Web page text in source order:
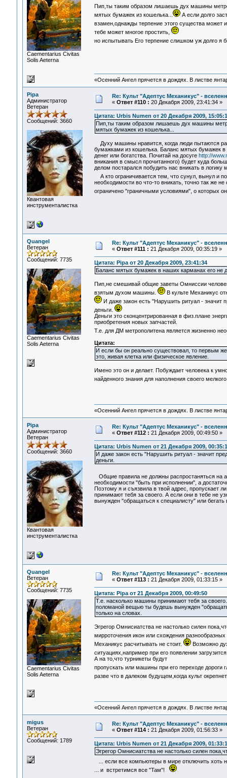
Сaementarius Civitas
Solis Aeterna
Пип,ты таким образом лишаешь дух машины
мятых бумажек из кошелька...
А если долго
взамен,однажды терпение этого существа может
тебе может многое простить,
но испытывать Его терпение слишком уж долго я
«Осенний Ангел прячется в дождях. В листве
Pipa
Администратор
Ветеран
Сообщений: 3660
Квантовая
инструменталистка
Re: Культ "Адептус Механикус" -
« Ответ #110 : 20 Декабря 2009, 23:41:34 »
Цитата: Urbis Numen от 20 Декабря 2009,
Пип,ты таким образом лишаешь дух машины
мятых бумажек из кошелька...
Духу машины нравится, когда люди пытаются
бумажками из кошелька. Баланс мятых бумажек в
денег или богатства. Почитай на досуге http://
вникания в смысл прочитанного) будет куда
делом постарался побудить нас вникать в
А кто ограничивается тем, что сунул, вынул и
необходимости во что-то вникать, точно так же
ограничено "граничными условиями", о которых
Quangel
Ветеран
Сообщений: 7735
Сaementarius Civitas
Solis Aeterna
Re: Культ "Адептус Механикус" -
« Ответ #111 : 21 Декабря 2009, 00:35:19 »
Цитата: Pipa от 20 Декабря 2009, 23:41:34
Баланс мятых бумажек в наших карманах его не
Пип,не смешивай общие заветы Омниссии
взятым духом машины.
В культе Механикус
И даже закон есть "Нарушить ритуал - значит
деньги.
Деньги это сконцентрированная в физ.плане
приобретения новых запчастей.
Т.е. для ДМ метрополитена является жизненно
Цитата:
И если бы он реально существовал, то первым
это, живая клетка или физическое явление.
Имено это он и делает. Побуждает человека к
найденного знания для наполнения своего
«Осенний Ангел прячется в дождях. В листве
Pipa
Администратор
Ветеран
Сообщений: 3660
Квантовая
инструменталистка
Re: Культ "Адептус Механикус" -
« Ответ #112 : 21 Декабря 2009, 00:49:50 »
Цитата: Urbis Numen от 21 Декабря 2009,
И даже закон есть "Нарушить ритуал - значит
деньги.
Общие правила не должны распростаняться на
необходимости "быть при исполнении", а
Поэтому я и съязвила в твой адрес, пропускает
принимают тебя за своего. А если они в тебе не
вынужден "обращаться к специалисту" или
Quangel
Ветеран
Сообщений: 7735
Сaementarius Civitas
Solis Aeterna
Re: Культ "Адептус Механикус" -
« Ответ #113 : 21 Декабря 2009, 01:33:15 »
Цитата: Pipa от 21 Декабря 2009, 00:49:50
Т.е. насколько машины принимают тебя за
поломаной вещью ты будешь вынужден
только на словах.
Эгрегор Омнисиатства не настолько силен
мирроточения икон или схождения разнообразных
Механикус расчитывать не стоит.
Возможно
ситуациях,например при его появлении
А на то,что турникеты будут
пропускать или машины при его переходе дороги
разве что в далеком будущем,когда культ
«Осенний Ангел прячется в дождях. В листве
migus
Ветеран
Сообщений: 1789
Re: Культ "Адептус Механикус" -
« Ответ #114 : 21 Декабря 2009, 01:56:33 »
Цитата: Urbis Numen от 21 Декабря 2009,
Эгрегор Омнисиатства не настолько силен
... если все компьютеры в мире отключить
... и встретимся все "Там"!